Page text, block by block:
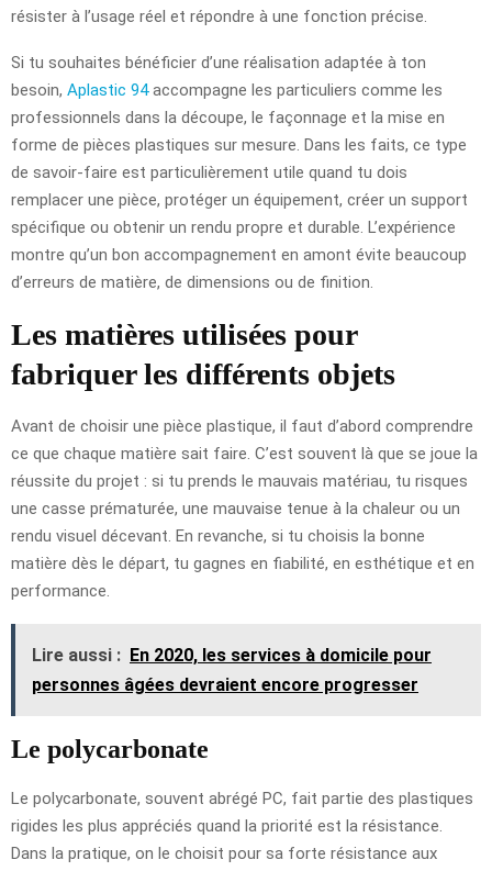
résister à l’usage réel et répondre à une fonction précise.
Si tu souhaites bénéficier d’une réalisation adaptée à ton
besoin, Aplastic 94accompagne les particuliers comme les
professionnels dans la découpe, le façonnage et la mise en
forme de pièces plastiques sur mesure. Dans les faits, ce type
de savoir-faire est particulièrement utile quand tu dois
remplacer une pièce, protéger un équipement, créer un support
spécifique ou obtenir un rendu propre et durable. L’expérience
montre qu’un bon accompagnement en amont évite beaucoup
d’erreurs de matière, de dimensions ou de finition.
Les matières utilisées pour
fabriquer les différents objets
Avant de choisir une pièce plastique, il faut d’abord comprendre
ce que chaque matière sait faire. C’est souvent là que se joue la
réussite du projet : si tu prends le mauvais matériau, tu risques
une casse prématurée, une mauvaise tenue à la chaleur ou un
rendu visuel décevant. En revanche, si tu choisis la bonne
matière dès le départ, tu gagnes en fiabilité, en esthétique et en
performance.
Lire aussi : En 2020, les services à domicile pour
personnes âgées devraient encore progresser
Le polycarbonate
Le polycarbonate, souvent abrégé PC, fait partie des plastiques
rigides les plus appréciés quand la priorité est la résistance.
Dans la pratique, on le choisit pour sa forte résistance aux